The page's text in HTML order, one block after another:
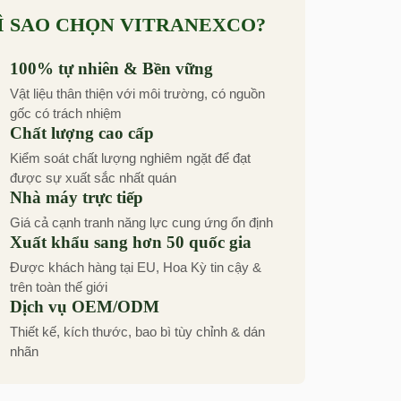
SAO CHỌN VITRANEXCO?
100% tự nhiên & Bền vững
Vật liệu thân thiện với môi trường, có nguồn
gốc có trách nhiệm
Chất lượng cao cấp
Kiểm soát chất lượng nghiêm ngặt để đạt
được sự xuất sắc nhất quán
Nhà máy trực tiếp
Giá cả cạnh tranh năng lực cung ứng ổn định
Xuất khẩu sang hơn 50 quốc gia
Được khách hàng tại EU, Hoa Kỳ tin cậy &
trên toàn thế giới
Dịch vụ OEM/ODM
Thiết kế, kích thước, bao bì tùy chỉnh & dán
nhãn